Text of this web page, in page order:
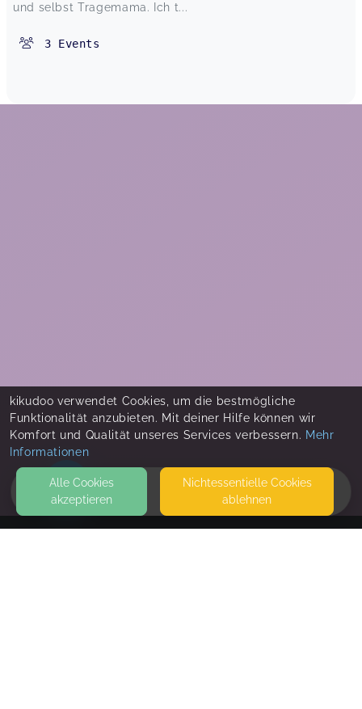
HOME
und selbst Tragemama. Ich t...
3 Events
kikudoo verwendet Cookies, um die bestmögliche
Funktionalität anzubieten. Mit deiner Hilfe können wir
Komfort und Qualität unseres Services verbessern. Mehr
Informationen
Alle Cookies
akzeptieren
Nicht­essentielle Cookies
ablehnen